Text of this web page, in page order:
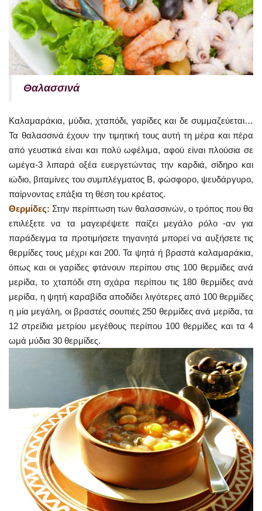
Θαλασσινά
Καλαμαράκια, μύδια, χταπόδι, γαρίδες και δε συμμαζεύεται…
Τα θαλασσινά έχουν την τιμητική τους αυτή τη μέρα και πέρα
από γευστικά είναι και πολύ ωφέλιμα, αφού είναι πλούσια σε
ωμέγα-3 λιπαρά οξέα ευεργετώντας την καρδιά, σίδηρο και
ιώδιο, βιταμίνες του συμπλέγματος Β, φώσφορο, ψευδάργυρο,
παίρνοντας επάξια τη θέση του κρέατος.
Θερμίδες: Στην περίπτωση των θαλασσινών, ο τρόπος που θα
επιλέξετε να τα μαγειρέψετε παίζει μεγάλο ρόλο -αν για
παράδειγμα τα προτιμήσετε τηγανητά μπορεί να αυξήσετε τις
θερμίδες τους μέχρι και 200. Τα ψητά ή βραστά καλαμαράκια,
όπως και οι γαρίδες φτάνουν περίπου στις 100 θερμίδες ανά
μερίδα, το χταπόδι στη σχάρα περίπου τις 180 θερμίδες ανά
μερίδα, η ψητή καραβίδα αποδίδει λιγότερες από 100 θερμίδες
η μία μεγάλη, οι βραστές σουπιές 250 θερμίδες ανά μερίδα, τα
12 στρείδια μετρίου μεγέθους περίπου 100 θερμίδες και τα 4
ωμά μύδια 30 θερμίδες.